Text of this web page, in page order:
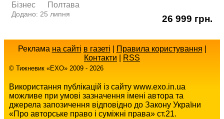
Бізнес Полтава
Додано: 25 липня 26 999 грн.
Реклама на сайті в газеті Правила користування
Контакти
RSS
© Тижневик «EХO» 2009 - 2026
Використання публікацій із сайту www.exo.in.ua
можливе при умові зазначення імені автора та
джерела запозичення відповідно до Закону України
«Про авторське право і суміжні права» ст.21.